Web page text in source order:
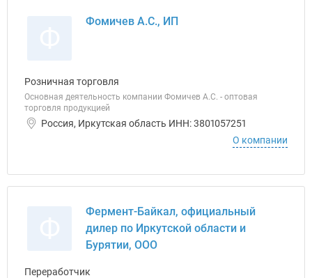
Фомичев А.С., ИП
Розничная торговля
Основная деятельность компании Фомичев А.С. - оптовая
торговля продукцией
Россия, Иркутская область ИНН: 3801057251
О компании
Фермент-Байкал, официальный
дилер по Иркутской области и
Бурятии, ООО
Переработчик